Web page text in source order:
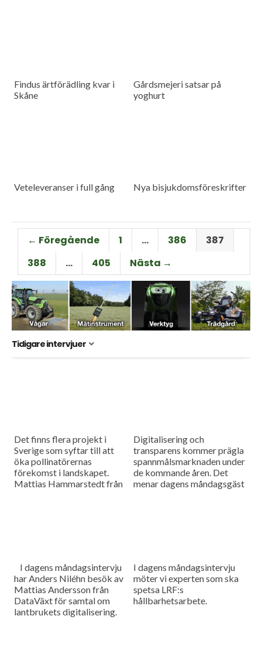
Findus ärtförädling kvar i
Skåne
Gårdsmejeri satsar på
yoghurt
Veteleveranser i full gång Nya bisjukdomsföreskrifter
← Föregående 1 … 386
387
388
… 405 Nästa →
Tidigare intervjuer
Det finns flera projekt i
Sverige som syftar till att
öka pollinatörernas
förekomst i landskapet.
Mattias Hammarstedt från
Digitalisering och
transparens kommer prägla
spannmålsmarknaden under
de kommande åren. Det
menar dagens måndagsgäst
spannmålsmarknaden.
I dagens måndagsintervju
har Anders Niléhn besök av
Mattias Andersson från
DataVäxt för samtal om
lantbrukets digitalisering.
I dagens måndagsintervju
möter vi experten som ska
spetsa LRF:s
hållbarhetsarbete.